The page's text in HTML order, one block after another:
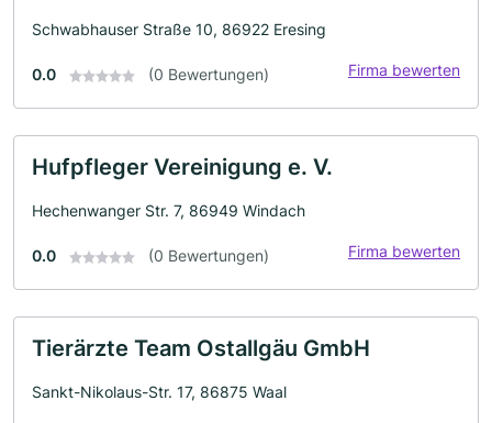
Schwabhauser Straße 10, 86922 Eresing
0.0 (0 Bewertungen) Firma bewerten
Hufpfleger Vereinigung e. V.
Hechenwanger Str. 7, 86949 Windach
0.0 (0 Bewertungen) Firma bewerten
Tierärzte Team Ostallgäu GmbH
Sankt-Nikolaus-Str. 17, 86875 Waal